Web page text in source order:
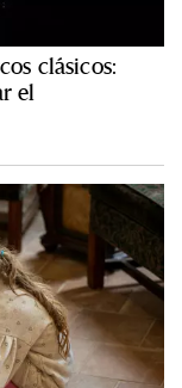
clásicos:
el